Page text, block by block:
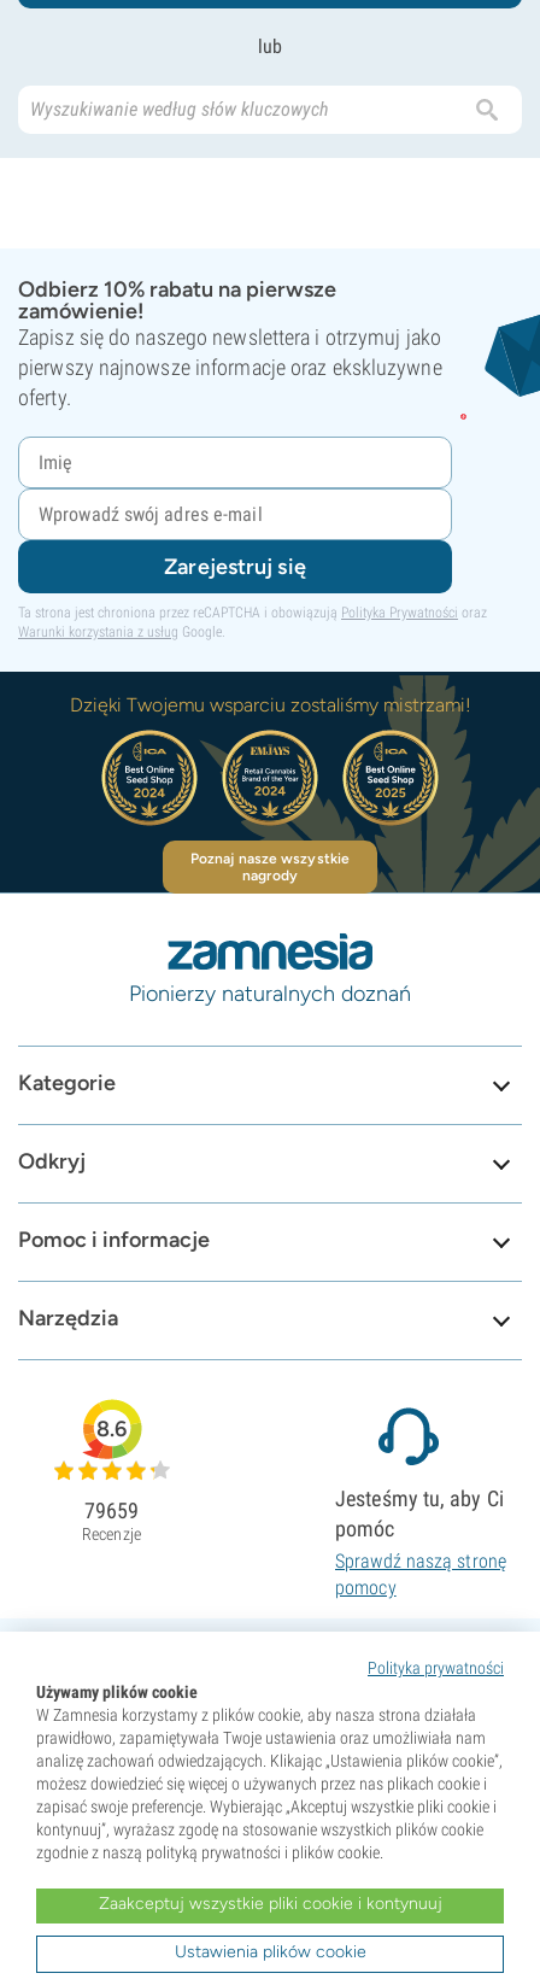
lub
Odbierz 10% rabatu na pierwsze
zamówienie!
Zapisz się do naszego newslettera i otrzymuj jako
pierwszy najnowsze informacje oraz ekskluzywne
oferty.
Zarejestruj się
Ta strona jest chroniona przez reCAPTCHA i obowiązują Polityka Prywatności oraz
Warunki korzystania z usług Google.
Dzięki Twojemu wsparciu zostaliśmy mistrzami!
Poznaj nasze wszystkie
nagrody
Pionierzy naturalnych doznań
Kategorie
Odkryj
Pomoc i informacje
Narzędzia
Polityka prywatności
Używamy plików cookie
W Zamnesia korzystamy z plików cookie, aby nasza strona działała
prawidłowo, zapamiętywała Twoje ustawienia oraz umożliwiała nam
analizę zachowań odwiedzających. Klikając „Ustawienia plików cookie”,
możesz dowiedzieć się więcej o używanych przez nas plikach cookie i
zapisać swoje preferencje. Wybierając „Akceptuj wszystkie pliki cookie i
kontynuuj”, wyrażasz zgodę na stosowanie wszystkich plików cookie
zgodnie z naszą polityką prywatności i plików cookie.
Zaakceptuj wszystkie pliki cookie i kontynuuj
Ustawienia plików cookie
8.6
79659
Recenzje
Jesteśmy tu, aby Ci
pomóc
Sprawdź naszą stronę
pomocy
* Nasiona są sprzedawane wyłącznie jako pamiątki. Kiełkowanie nasion jest nielegalne w wielu krajach.
zamieszkania oraz znasz obowiązujące przepisy. Zamnesia nie ponosi odpowiedzialności za działania
niezgodne z prawem.